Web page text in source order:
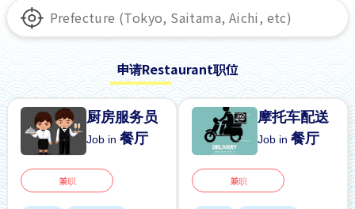
申请Restaurant职位
厨房服务员
Job in餐厅
兼职
摩托车配送
Job in餐厅
兼职